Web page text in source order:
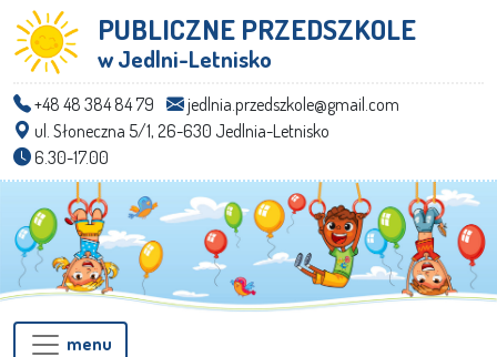
PUBLICZNE PRZEDSZKOLE
w Jedlni-Letnisko
+48 48 384 84 79
jedlnia.przedszkole@gmail.com
ul. Słoneczna 5/1, 26-630 Jedlnia-Letnisko
6.30-17.00
menu